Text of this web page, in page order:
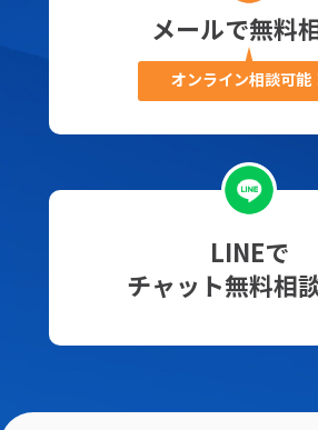
メールで無料
オンライン相談可能
LINEで
チャット無料相